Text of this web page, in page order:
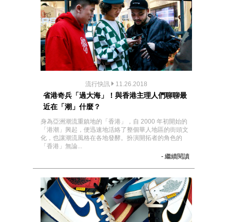
流行快訊 11.26.2018
省港奇兵「過大海」！與香港主理人們聊聊最
近在「潮」什麼？
身為亞洲潮流重鎮地的「香港」，自 2000 年初開始的
「港潮」興起，便迅速地活絡了整個華人地區的街頭文
化，也讓潮流風格在各地發酵。扮演開拓者的角色的
「香港」無論...
- 繼續閱讀